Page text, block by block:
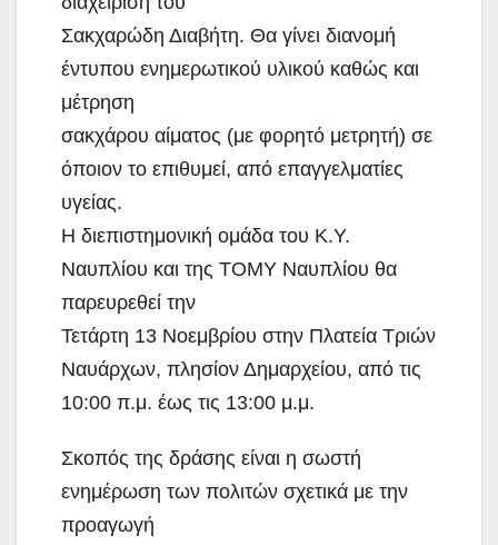
Σακχαρώδη Διαβήτη. Θα γίνει διανομή
έντυπου ενημερωτικού υλικού καθώς και
μέτρηση
σακχάρου αίματος (με φορητό μετρητή) σε
όποιον το επιθυμεί, από επαγγελματίες
υγείας.
Η διεπιστημονική ομάδα του Κ.Υ.
Ναυπλίου και της ΤΟΜΥ Ναυπλίου θα
παρευρεθεί την
Τετάρτη 13 Nοεμβρίου στην Πλατεία Τριών
Ναυάρχων, πλησίον Δημαρχείου, από τις
10:00 π.μ. έως τις 13:00 μ.μ.
Σκοπός της δράσης είναι η σωστή
ενημέρωση των πολιτών σχετικά με την
προαγωγή